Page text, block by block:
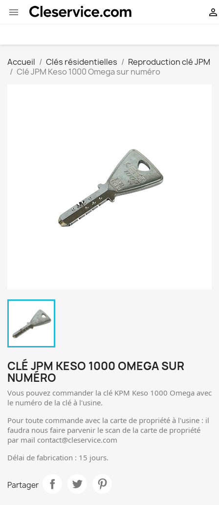
 
Accueil Clés résidentielles
Reproduction clé JPM
Clé JPM Keso 1000 Omega sur numéro
CLÉ JPM KESO 1000 OMEGA SUR
NUMÉRO
Vous pouvez commander la clé KPM Keso 1000 Omega avec
le numéro de la clé à l'usine.
Pour toute commande avec la carte de propriété à l'usine : il
faudra nous faire parvenir le scan de la carte de propriété
par mail contact@cleservice.com
Délai de fabrication : 15 jours.
Partager